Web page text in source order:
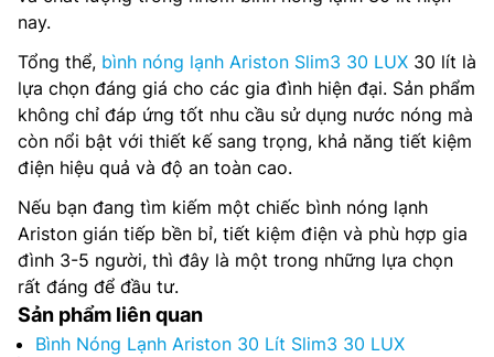
nay.
Tổng thể, bình nóng lạnh Ariston Slim3 30 LUX 30 lít là
lựa chọn đáng giá cho các gia đình hiện đại. Sản phẩm
không chỉ đáp ứng tốt nhu cầu sử dụng nước nóng mà
còn nổi bật với thiết kế sang trọng, khả năng tiết kiệm
điện hiệu quả và độ an toàn cao.
Nếu bạn đang tìm kiếm một chiếc bình nóng lạnh
Ariston gián tiếp bền bỉ, tiết kiệm điện và phù hợp gia
đình 3-5 người, thì đây là một trong những lựa chọn
rất đáng để đầu tư.
Sản phẩm liên quan
Bình Nóng Lạnh Ariston 30 Lít Slim3 30 LUX